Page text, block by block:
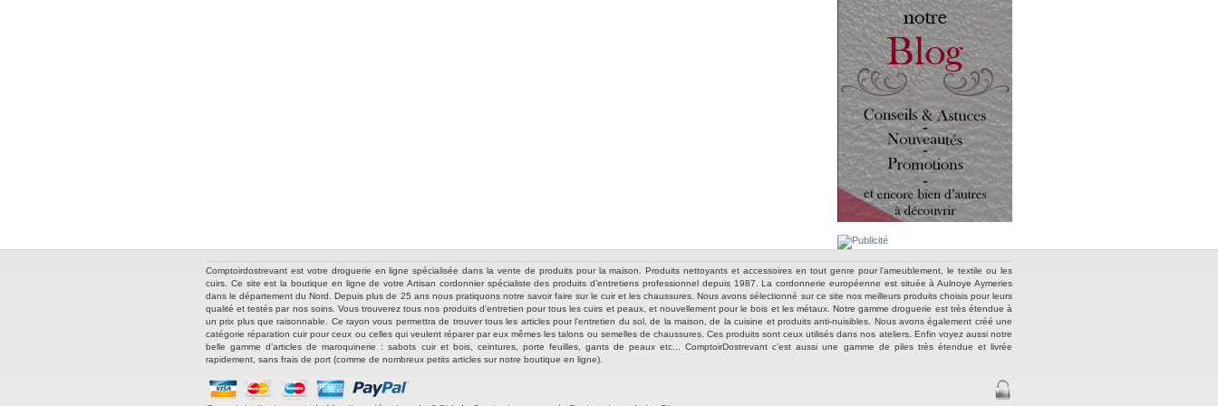
Comptoirdostrevant est votre droguerie en ligne spécialisée dans la vente de produits pour la maison. Produits nettoyants et accessoires en tout genre pour l’ameublement, le textile ou les
cuirs. Ce site est la boutique en ligne de votre Artisan cordonnier spécialiste des produits d’entretiens professionnel depuis 1987. La cordonnerie européenne est située à Aulnoye Aymeries
dans le département du Nord. Depuis plus de 25 ans nous pratiquons notre savoir faire sur le cuir et les chaussures. Nous avons sélectionné sur ce site nos meilleurs produits choisis pour leurs
qualité et testés par nos soins. Vous trouverez tous nos produits d'entretien pour tous les cuirs et peaux, et nouvellement pour le bois et les métaux. Notre gamme droguerie est très étendue à
un prix plus que raisonnable. Ce rayon vous permettra de trouver tous les articles pour l'entretien du sol, de la maison, de la cuisine et produits anti-nuisibles. Nous avons également créé une
catégorie réparation cuir pour ceux ou celles qui veulent réparer par eux mêmes les talons ou semelles de chaussures. Ces produits sont ceux utilisés dans nos ateliers. Enfin voyez aussi notre
belle gamme d’articles de maroquinerie : sabots cuir et bois, ceintures, porte feuilles, gants de peaux etc... ComptoirDostrevant c’est aussi une gamme de piles très étendue et livrée
rapidement, sans frais de port (comme de nombreux petits articles sur notre boutique en ligne).